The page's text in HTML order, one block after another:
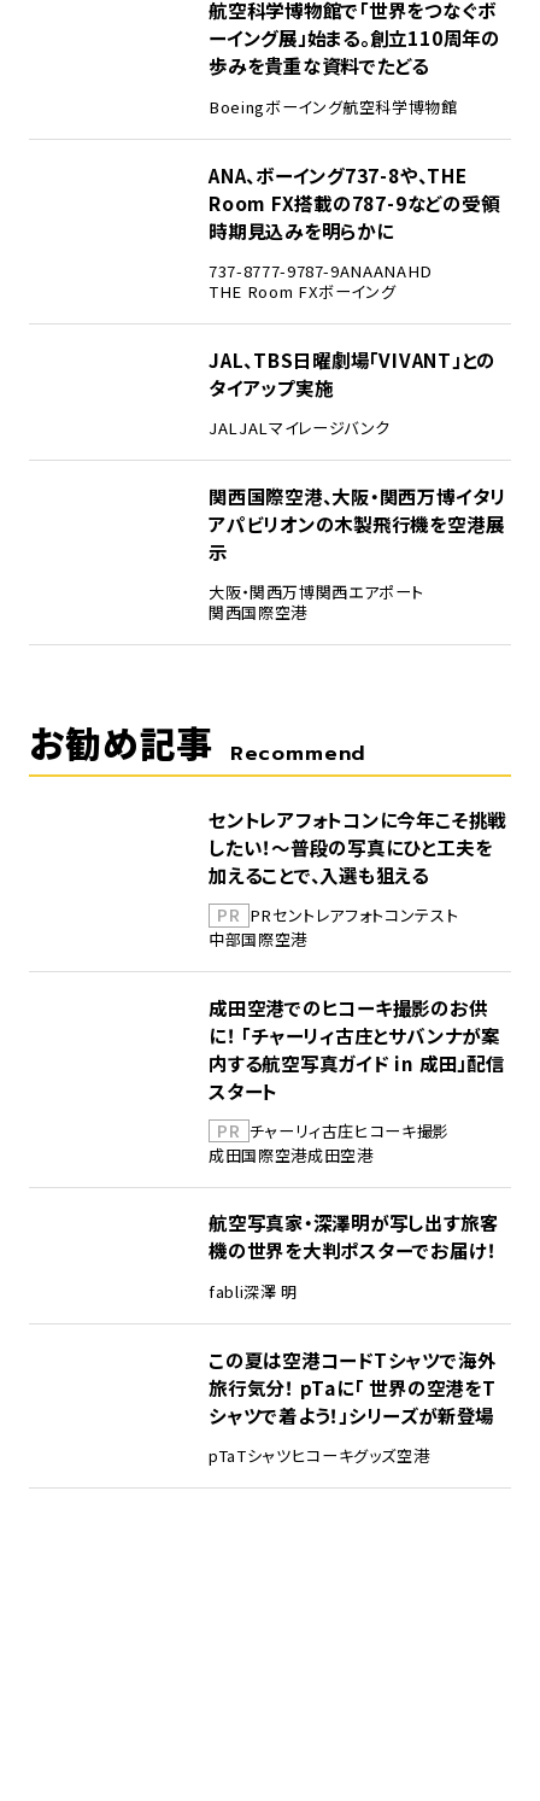
航空科学博物館で「世界をつなぐボ
ーイング展」始まる。創立110周年の
歩みを貴重な資料でたどる
Boeingボーイング航空科学博物館
ANA、ボーイング737-8や、THE
Room FX搭載の787-9などの受領
時期見込みを明らかに
737-8777-9787-9ANAANAHD
THE Room FXボーイング
JAL、TBS日曜劇場「VIVANT」との
タイアップ実施
JALJALマイレージバンク
関西国際空港、大阪・関西万博イタリ
アパビリオンの木製飛行機を空港展
示
大阪・関西万博関西エアポート
関西国際空港
お勧め記事 Recommend
セントレアフォトコンに今年こそ挑戦
したい！～普段の写真にひと工夫を
加えることで、入選も狙える
PR PRセントレアフォトコンテスト
中部国際空港
成田空港でのヒコーキ撮影のお供
に！ 「チャーリィ古庄とサバンナが案
内する航空写真ガイド in 成田」配信
スタート
PR チャーリィ古庄ヒコーキ撮影
成田国際空港成田空港
航空写真家・深澤明が写し出す旅客
機の世界を大判ポスターでお届け！
fabli深澤 明
この夏は空港コードTシャツで海外
旅行気分！ pTaに「 世界の空港をT
シャツで着よう！」シリーズが新登場
pTaTシャツヒコーキグッズ空港